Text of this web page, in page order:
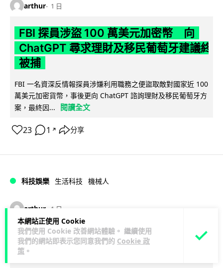
本網站正使用 Cookie
我們使用 Cookie 改善網站體驗。 繼續使用
我們的網站即表示您同意我們的 Cookie 政
策 。
arthur 1 日
FBI 探員涉盜 100 萬美元加密幣 向
ChatGPT 尋求理財及移民葡萄牙建議終
被捕
FBI 一名資深反情報探員涉嫌利用職務之便盜取敵對國家近 100
萬美元加密貨幣，事後更向 ChatGPT 諮詢理財及移民葡萄牙方
案，最終因...
閱讀全文
23 1 ↗ 分享
科技娛樂 生活科技 機械人
arthur 1 日
Powerman 移動充電機械人登港 免鋪
樁為的士小巴「送電上門」